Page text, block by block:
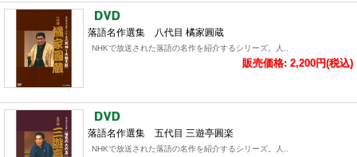
落語名作選集 八代目 橘家圓蔵
NHKで放送された落語の名作を紹介するシリーズ。人..
販売価格: 2,200円(税込)
落語名作選集 五代目 三遊亭圓楽
NHKで放送された落語の名作を紹介するシリーズ。人..